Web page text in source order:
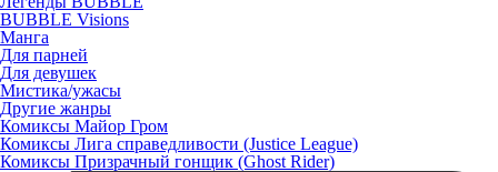
BUBBLE Visions
Манга
Для парней
Для девушек
Мистика/ужасы
Другие жанры
Комиксы Майор Гром
Комиксы Лига справедливости (Justice League)
Комиксы Призрачный гонщик (Ghost Rider)